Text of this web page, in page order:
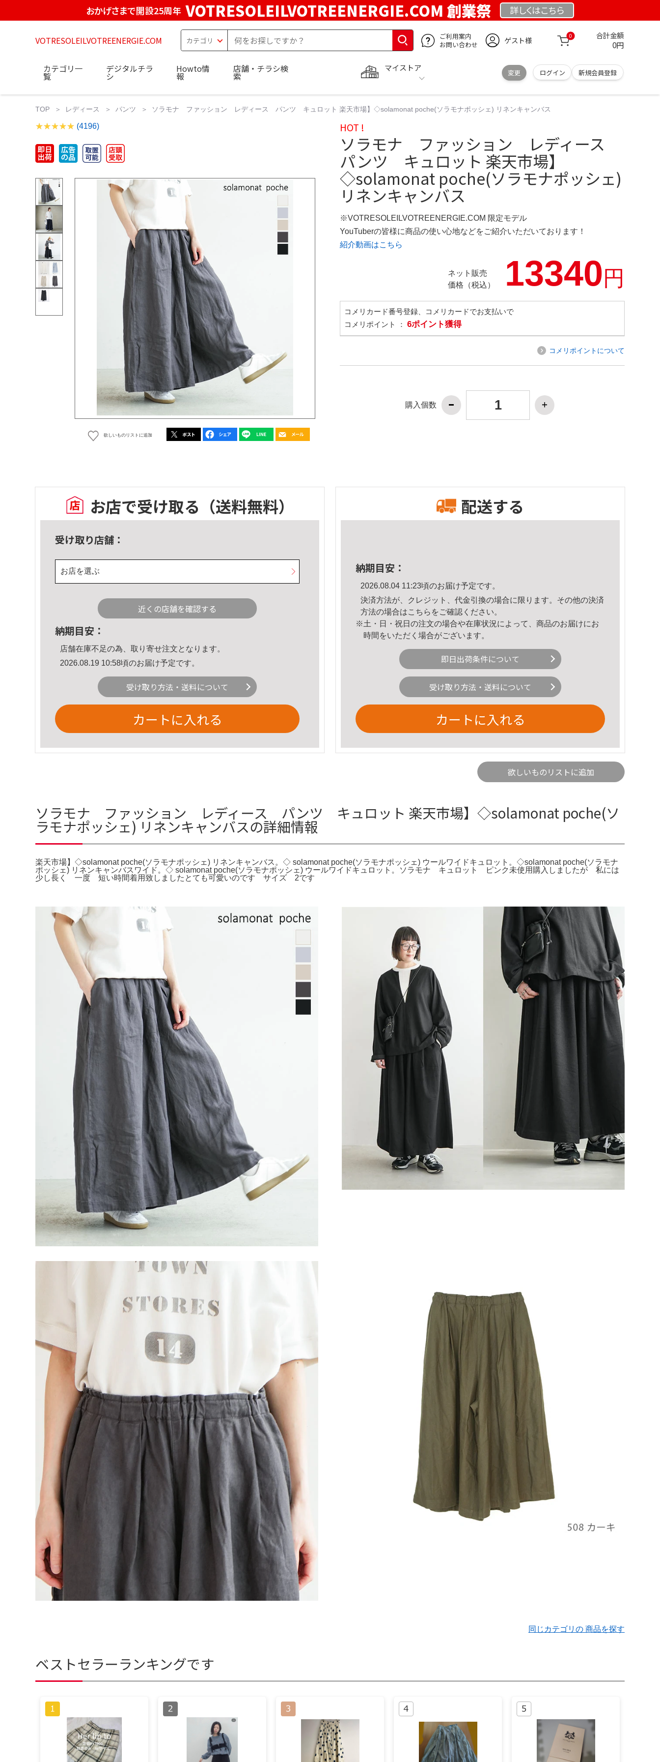
おかげさまで開設25周年 VOTRESOLEILVOTREENERGIE.COM 創業祭 詳しくはこちら
VOTRESOLEILVOTREENERGIE.COM
ご利用案内
お問い合わせ
ゲスト様 0 合計金額
0円
マイストア
変更 ログイン 新規会員登録
カテゴリ一
覧
デジタルチラ
シ
Howto情
報
店舗・チラシ検
索
TOP レディース パンツ ソラモナ ファッション レディース パンツ キュロット 楽天市場】◇solamonat poche(ソラモナポッシェ) リネンキャンバス
(4196)
欲しいものリストに追加
HOT !
ソラモナ ファッション レディース
パンツ キュロット 楽天市場】
◇solamonat poche(ソラモナポッシェ)
リネンキャンバス
※VOTRESOLEILVOTREENERGIE.COM 限定モデル
YouTuberの皆様に商品の使い心地などをご紹介いただいております！
紹介動画はこちら
ネット販売
価格（税込）
13340円
コメリカード番号登録、コメリカードでお支払いで
コメリポイント ： 6ポイント獲得
コメリポイントについて
購入個数
お店で受け取る （送料無料）
受け取り店舗：
お店を選ぶ
近くの店舗を確認する
納期目安：
店舗在庫不足の為、取り寄せ注文となります。
2026.08.19 10:58頃のお届け予定です。
受け取り方法・送料について
カートに入れる
配送する
納期目安：
2026.08.04 11:23頃のお届け予定です。
決済方法が、クレジット、代金引換の場合に限ります。その他の決済
方法の場合はこちら をご確認ください。
※土・日・祝日の注文の場合や在庫状況によって、商品のお届けにお
時間をいただく場合がございます。
即日出荷条件について
受け取り方法・送料について
カートに入れる
欲しいものリストに追加
ソラモナ ファッション レディース パンツ キュロット 楽天市場】◇solamonat poche(ソ
ラモナポッシェ) リネンキャンバスの詳細情報
楽天市場】◇solamonat poche(ソラモナポッシェ) リネンキャンバス。◇ solamonat poche(ソラモナポッシェ) ウールワイドキュロット。◇solamonat poche(ソラモナ
ポッシェ) リネンキャンバスワイド。◇ solamonat poche(ソラモナポッシェ) ウールワイドキュロット。ソラモナ キュロット ピンク未使用購入しましたが 私には
少し長く 一度 短い時間着用致しましたとても可愛いのです サイズ 2です
同じカテゴリの 商品を探す
ベストセラーランキングです